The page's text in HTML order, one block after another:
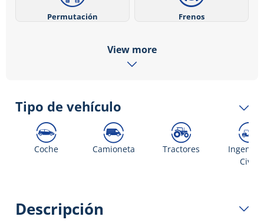
Permutación Frenos
View more
Tipo de vehículo
Coche Camioneta Tractores
Civil
Descripción